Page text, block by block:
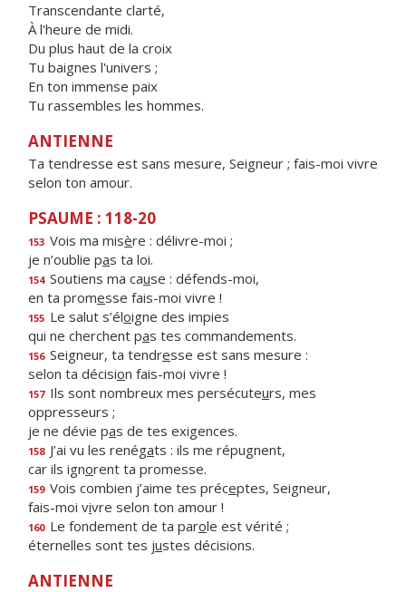
Transcendante clarté,
À l'heure de midi.
Du plus haut de la croix
Tu baignes l'univers ;
En ton immense paix
Tu rassembles les hommes.
ANTIENNE
Ta tendresse est sans mesure, Seigneur ; fais-moi vivre
selon ton amour.
PSAUME : 118-20
153 Vois ma misère : délivre-moi ;
je n’oublie pas ta loi.
154 Soutiens ma cause : défends-moi,
en ta promesse fais-moi vivre !
155 Le salut s’éloigne des impies
qui ne cherchent pas tes commandements.
156 Seigneur, ta tendresse est sans mesure :
selon ta décision fais-moi vivre !
157 Ils sont nombreux mes persécuteurs, mes
oppresseurs ;
je ne dévie pas de tes exigences.
158 J’ai vu les renégats : ils me répugnent,
car ils ignorent ta promesse.
159 Vois combien j’aime tes préceptes, Seigneur,
fais-moi vivre selon ton amour !
160 Le fondement de ta parole est vérité ;
éternelles sont tes justes décisions.
ANTIENNE